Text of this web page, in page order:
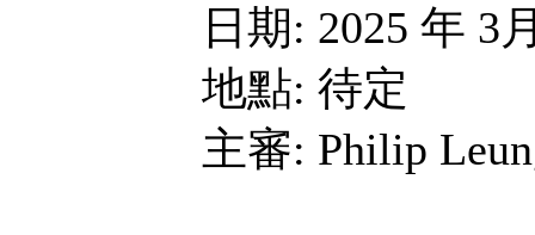
日期: 2025 年 3
地點: 待定
主審: Philip